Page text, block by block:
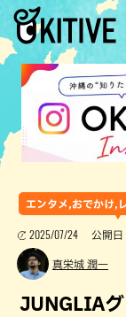
エンタメ,おでかけ,
2025/07/24 公開日
真栄城 潤一
JUNGLIAグ